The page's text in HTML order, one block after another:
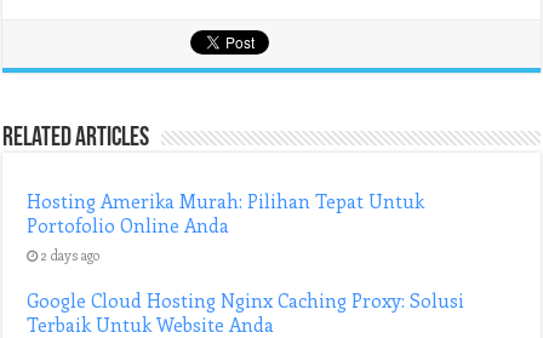
Related Articles
Hosting Amerika Murah: Pilihan Tepat Untuk
Portofolio Online Anda
2 days ago
Google Cloud Hosting Nginx Caching Proxy: Solusi
Terbaik Untuk Website Anda